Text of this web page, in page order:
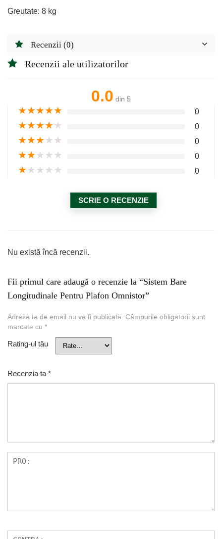
Greutate: 8 kg
Recenzii (0)
Recenzii ale utilizatorilor
0.0 din 5
★★★★★ 0
★★★★★ 0
★★★★★ 0
★★★★★ 0
★★★★★ 0
SCRIE O RECENZIE
Nu există încă recenzii.
Fii primul care adaugă o recenzie la “Sistem Bare
Longitudinale Pentru Plafon Omnistor”
Adresa ta de email nu va fi publicată. Câmpurile obligatorii sunt
marcate cu *
Rating-ul tău
Recenzia ta *